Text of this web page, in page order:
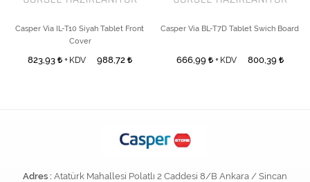
Casper Via IL-T10 Siyah Tablet Front
Cover
823,93 + KDV 988,72
Casper Via BL-T7D Tablet Swich Board
666,99 + KDV 800,39
Adres : Atatürk Mahallesi Polatlı 2 Caddesi 8/B Ankara / Sincan